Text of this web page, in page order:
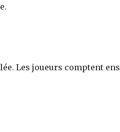
Les joueurs comptent